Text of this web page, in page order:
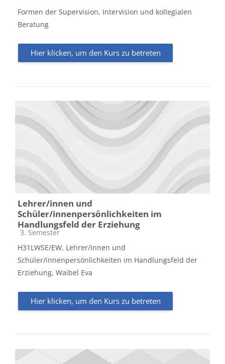
Formen der Supervision, Intervision und kollegialen
Beratung
Hier klicken, um den Kurs zu betreten
Lehrer/innen und
Schüler/innenpersönlichkeiten im
Handlungsfeld der Erziehung
Kursbereich
3. Semester
H31LWSE/EW, Lehrer/innen und
Schüler/innenpersönlichkeiten im Handlungsfeld der
Erziehung, Waibel Eva
Hier klicken, um den Kurs zu betreten